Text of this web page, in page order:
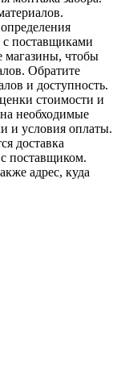
с поставщиками
магазины, чтобы
Обратите
и доступность.
стоимости и
необходимые
и условия оплаты.
доставка
с поставщиком.
адрес, куда